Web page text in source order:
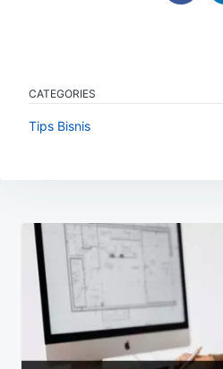
CATEGORIES
Tips Bisnis
pos